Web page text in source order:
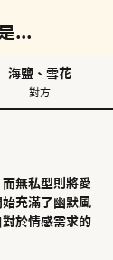
...
海鹽、雪花
對方
無私型則將愛
充滿了幽默風
於情感需求的